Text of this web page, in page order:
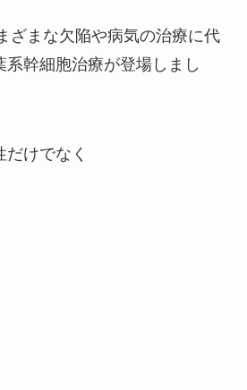
ざまな欠陥や病気の治療に代
系幹細胞治療が登場しまし
けでなく